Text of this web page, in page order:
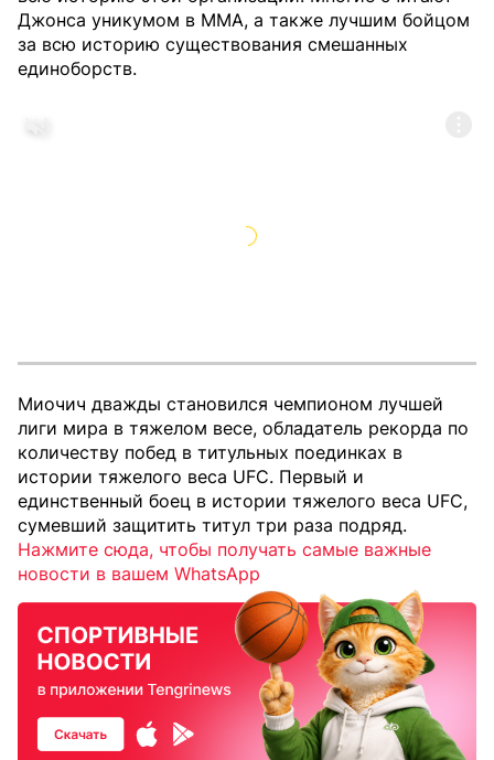
Джонса уникумом в MMA, а также лучшим бойцом
за всю историю существования смешанных
единоборств.
Миочич дважды становился чемпионом лучшей
лиги мира в тяжелом весе, обладатель рекорда по
количеству побед в титульных поединках в
истории тяжелого веса UFC. Первый и
единственный боец в истории тяжелого веса UFC,
сумевший защитить титул три раза подряд.
Нажмите сюда, чтобы получать самые важные
новости в вашем WhatsApp